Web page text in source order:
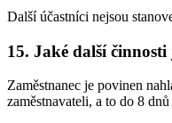
Další účastníci nejsou
15. Jaké další
Zaměstnanec je povinen
zaměstnavateli, a to do 8